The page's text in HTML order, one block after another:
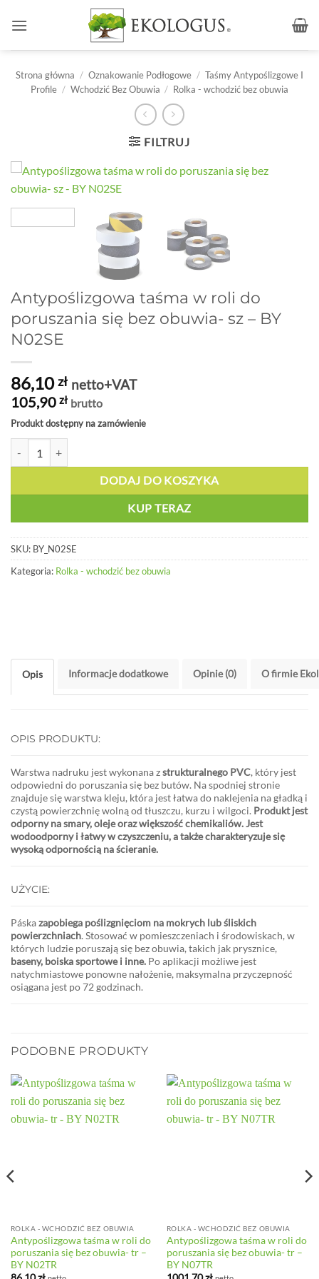
Strona główna / Oznakowanie Podłogowe / Taśmy Antypoślizgowe I
Profile / Wchodzić Bez Obuwia / Rolka - wchodzić bez obuwia
FILTRUJ
Antypoślizgowa taśma w roli do
poruszania się bez obuwia- sz – BY
N02SE
86,10zł netto+VAT
105,90 zł brutto
Produkt dostępny na zamówienie
DODAJ DO KOSZYKA
KUP TERAZ
SKU: BY_N02SE
Kategoria: Rolka - wchodzić bez obuwia
Opis Informacje dodatkowe Opinie (0) O firmie
OPIS PRODUKTU:
Warstwa nadruku jest wykonana zstrukturalnego PVC, który jest
odpowiedni do poruszania się bez butów. Na spodniej stronie
znajduje się warstwa kleju, która jest łatwa do naklejenia na gładką i
czystą powierzchnię wolną od tłuszczu, kurzu i wilgoci. Produkt jest
odporny na smary, oleje oraz większość chemikaliów. Jest
wodoodporny i łatwy w czyszczeniu, a także charakteryzuje się
wysoką odpornością na ścieranie.
UŻYCIE:
Páskazapobiega poślizgnięciom na mokrych lub śliskich
powierzchniach. Stosować w pomieszczeniach i środowiskach, w
których ludzie poruszają się bez obuwia, takich jak prysznice,
baseny, boiska sportowe i inne. Po aplikacji możliwe jest
natychmiastowe ponowne nałożenie, maksymalna przyczepność
osiągana jest po 72 godzinach.
PODOBNE PRODUKTY
ROLKA - WCHODZIĆ BEZ OBUWIA
Antypoślizgowa taśma w roli do
poruszania się bez obuwia- tr –
BY N02TR
ROLKA - WCHODZIĆ BEZ OBUWIA
Antypoślizgowa taśma w roli do
poruszania się bez obuwia- tr –
BY N07TR